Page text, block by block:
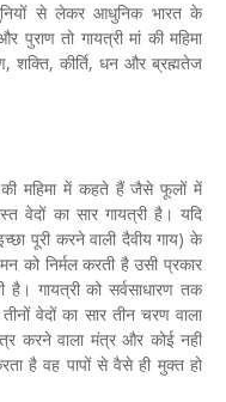
से लेकर आधुनिक भारत के
तो गायत्री मां की महिमा
शक्ति, कीर्ति, धन और ब्रह्मतेज
की महिमा में कहते हैं जैसे फूलों में
वेदों का सार गायत्री है। यदि
पूरी करने वाली दैवीय गाय) के
को निर्मल करती है उसी प्रकार
है। गायत्री को सर्वसाधारण तक
वेदों का सार तीन चरण वाला
करने वाला मंत्र और कोई नहीं
है वह पापों से वैसे ही मुक्त हो